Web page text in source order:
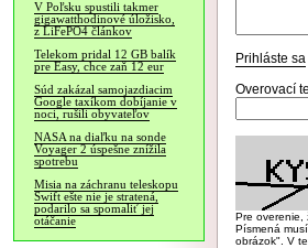
V Poľsku spustili takmer
gigawatthodinové úložisko,
z LiFePO4 článkov
Telekom pridal 12 GB balík
pre Easy, chce zaň 12 eur
Súd zakázal samojazdiacim
Google taxíkom dobíjanie v
noci, rušili obyvateľov
NASA na diaľku na sonde
Voyager 2 úspešne znížila
spotrebu
Misia na záchranu teleskopu
Swift ešte nie je stratená,
podarilo sa spomaliť jej
otáčanie
Prihláste sa
Overovací
Pre overenie,
Písmená
obrázok". V